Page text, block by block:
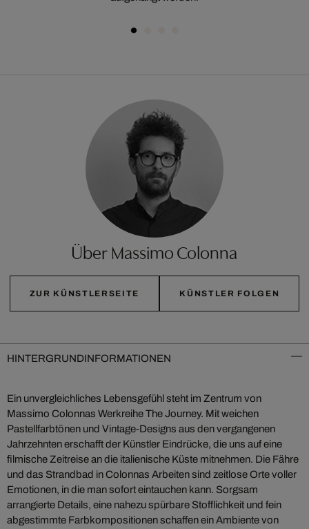
Über Massimo Colonna
ZUR KÜNSTLERSEITE KÜNSTLER FOLGEN
HINTERGRUNDINFORMATIONEN
Ein unvergleichliches Lebensgefühl steht im Zentrum von
Massimo Colonnas Werkreihe The Journey. Mit weichen
Pastellfarbtönen und Vintage-Designs aus den vergangenen
Jahrzehnten erschafft der Künstler Eindrücke, die uns auf eine
filmische Zeitreise an die italienische Küste mitnehmen. Die Fähre
und das Strandbad in Colonnas Arbeiten sind zeitlose Orte voller
Emotionen, in die man sofort eintauchen kann. Sorgsam
arrangierte Details, eine nahezu spürbare Stofflichkeit und fein
abgestimmte Farbkompositionen schaffen ein Ambiente von